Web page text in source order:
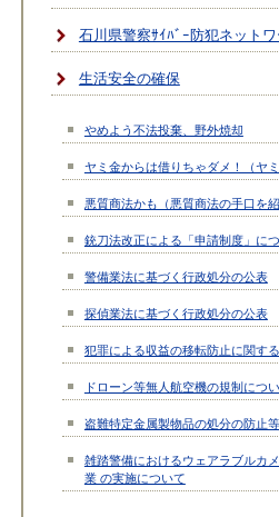
石川県警察ｻｲﾊﾞｰ防犯ネットワ
生活安全の確保
やめよう不法投棄、野外焼却
ヤミ金からは借りちゃダメ！（ヤ
悪質商法かも（悪質商法の手口を紹
銃刀法改正による「申請制度」に
警備業法に基づく行政処分の公表
探偵業法に基づく行政処分の公表
犯罪による収益の移転防止に関す
ドローン等無人航空機の規制につ
盗難特定金属製物品の処分の防止
雑踏警備におけるウェアラブルカ
業 の実施について